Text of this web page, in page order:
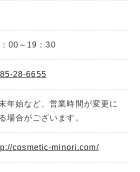
00～19：30
28-6655
年始など、営業時間が変更に
場合がございます。
cosmetic-minori.com/